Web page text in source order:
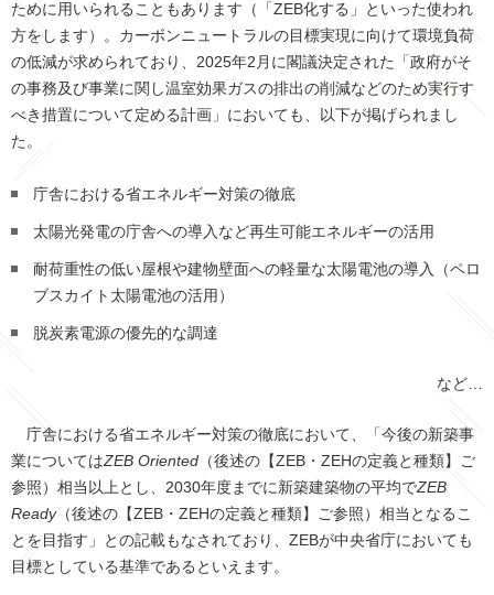
ために用いられることもあります（「ZEB化する」といった使われ
方をします）。カーボンニュートラルの目標実現に向けて環境負荷
の低減が求められており、2025年2月に閣議決定された「政府がそ
の事務及び事業に関し温室効果ガスの排出の削減などのため実行す
べき措置について定める計画」においても、以下が掲げられまし
た。
庁舎における省エネルギー対策の徹底
太陽光発電の庁舎への導入など再生可能エネルギーの活用
耐荷重性の低い屋根や建物壁面への軽量な太陽電池の導入（ペロ
ブスカイト太陽電池の活用）
脱炭素電源の優先的な調達
など…
庁舎における省エネルギー対策の徹底において、「今後の新築事
業についてはZEB Oriented （後述の【ZEB・ZEHの定義と種類】ご
参照）相当以上とし、2030年度までに新築建築物の平均でZEB
Ready（後述の【ZEB・ZEHの定義と種類】ご参照）相当となるこ
とを目指す」との記載もなされており、ZEBが中央省庁においても
目標としている基準であるといえます。